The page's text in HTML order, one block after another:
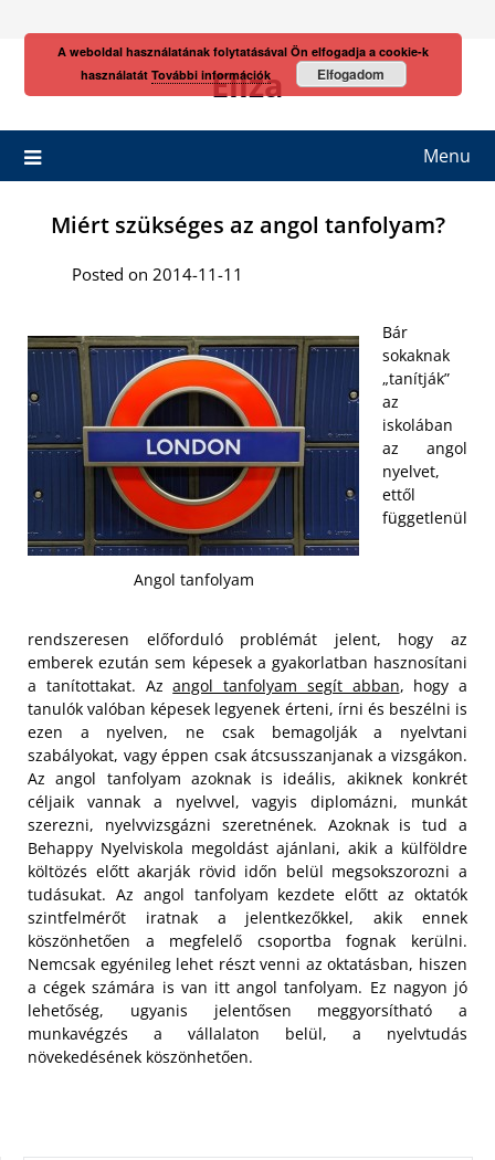
Eliza
Menu
Miért szükséges az angol tanfolyam?
Posted on 2014-11-11
Angol tanfolyam
Bár
sokaknak
„tanítják”
az
iskolában
az angol
nyelvet,
ettől
függetlenül
rendszeresen előforduló problémát jelent, hogy az
emberek ezután sem képesek a gyakorlatban hasznosítani
a tanítottakat. Azangol tanfolyam segít abban, hogy a
tanulók valóban képesek legyenek érteni, írni és beszélni is
ezen a nyelven, ne csak bemagolják a nyelvtani
szabályokat, vagy éppen csak átcsusszanjanak a vizsgákon.
Az angol tanfolyam azoknak is ideális, akiknek konkrét
céljaik vannak a nyelvvel, vagyis diplomázni, munkát
szerezni, nyelvvizsgázni szeretnének. Azoknak is tud a
Behappy Nyelviskola megoldást ajánlani, akik a külföldre
költözés előtt akarják rövid időn belül megsokszorozni a
tudásukat. Az angol tanfolyam kezdete előtt az oktatók
szintfelmérőt iratnak a jelentkezőkkel, akik ennek
köszönhetően a megfelelő csoportba fognak kerülni.
Nemcsak egyénileg lehet részt venni az oktatásban, hiszen
a cégek számára is van itt angol tanfolyam. Ez nagyon jó
lehetőség, ugyanis jelentősen meggyorsítható a
munkavégzés a vállalaton belül, a nyelvtudás
növekedésének köszönhetően.
A weboldal használatának folytatásával Ön elfogadja a cookie-k
használatát További információk Elfogadom